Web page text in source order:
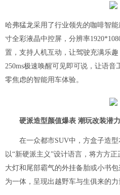
哈弗猛龙采用了行业领先的咖啡智
寸全彩液晶中控屏，分辨率
置，支持人机互动，让驾驶充满乐
250ms极速唤醒可见即可说，让语
零焦虑的智能用车体验。
硬派造型颜值爆表 潮玩改装潜
在一众都市SUV中，方盒子造
以“新硬派主义”设计语言，将方方
大灯和尾部霸气的外挂备胎或小书
为一体，呈现出越野车与生俱来的力